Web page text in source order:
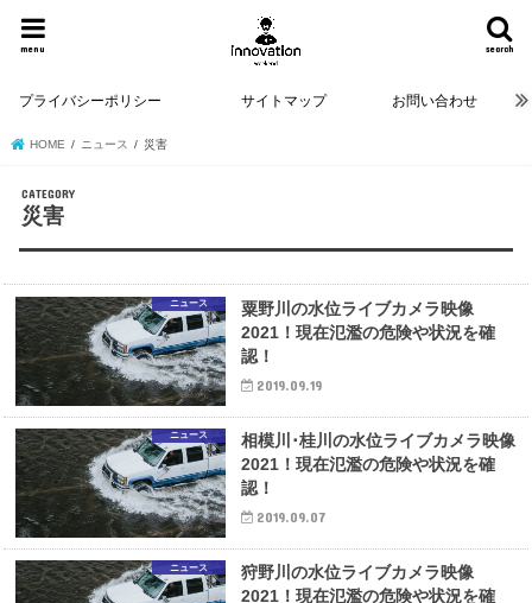
search
menu
プライバシーポリシー サイトマップ お問い合わせ
HOME ニュース 災害
災害
ニュース
粟野川の水位ライブカメラ映像
2021！現在氾濫の危険や状況を確
認！
2019.09.19
ニュース
相模川･桂川の水位ライブカメラ映像
2021！現在氾濫の危険や状況を確
認！
2019.09.07
ニュース
狩野川の水位ライブカメラ映像
2021！現在氾濫の危険や状況を確